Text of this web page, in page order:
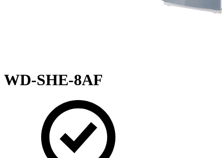
WD-SHE-8AF